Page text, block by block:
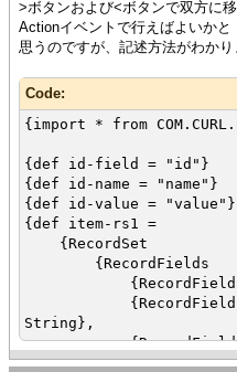
>ボタンおよび<ボタンで双方に
Actionイベントで行えばよいかと
思うのですが、記述方法がわかり
Code:
{import * from
{def id-field = "id"}
{def id-name = "name"}
{def id-value = "value"}
{def item-rs1 =
{RecordSet
{RecordFields
{RecordField id-
{RecordField id-
String},
{RecordField id-
DataSource.double-